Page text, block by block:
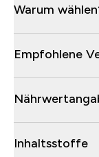
Warum
Empfohlene
Inhaltsstoffe